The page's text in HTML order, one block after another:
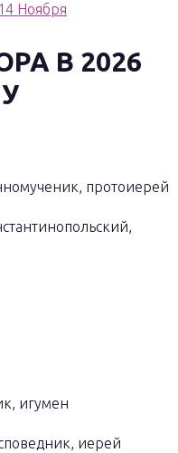
14 Ноября
В 2026
протоиерей
игумен
иерей